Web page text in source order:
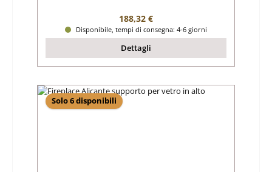
Prezzo normale:
188,32 €
Disponibile, tempi di consegna: 4-6 giorni
Dettagli
Solo 6 disponibili